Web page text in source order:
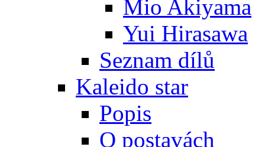
Mio Akiyama
Yui Hirasawa
Seznam dílů
Kaleido star
Popis
O postavách